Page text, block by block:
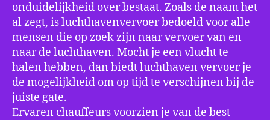
onduidelijkheid over bestaat. Zoals de naam het
al zegt, is luchthavenvervoer bedoeld voor alle
mensen die op zoek zijn naar vervoer van en
naar de luchthaven. Mocht je een vlucht te
halen hebben, dan biedt luchthaven vervoer je
de mogelijkheid om op tijd te verschijnen bij de
juiste gate.
Ervaren chauffeurs voorzien je van de best